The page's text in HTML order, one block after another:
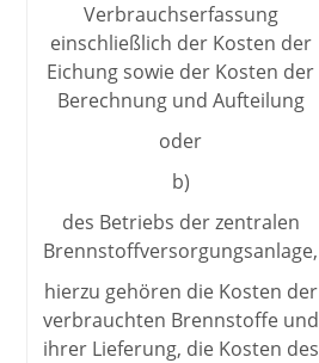
Verbrauchserfassung
einschließlich der Kosten der
Eichung sowie der Kosten der
Berechnung und Aufteilung
oder
b)
des Betriebs der zentralen
Brennstoffversorgungsanlage,
hierzu gehören die Kosten der
verbrauchten Brennstoffe und
ihrer Lieferung, die Kosten des